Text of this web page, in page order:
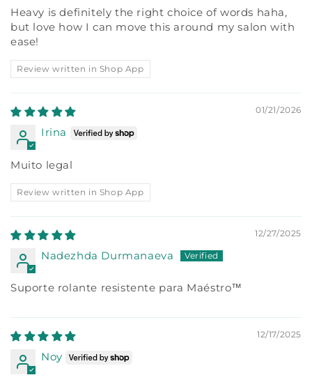
Heavy is definitely the right choice of words haha,
but love how I can move this around my salon with
ease!
Review written in Shop App
01/21/2026
Irina
Muito legal
Review written in Shop App
12/27/2025
Nadezhda Durmanaeva
Suporte rolante resistente para Maéstro™
12/17/2025
Noy